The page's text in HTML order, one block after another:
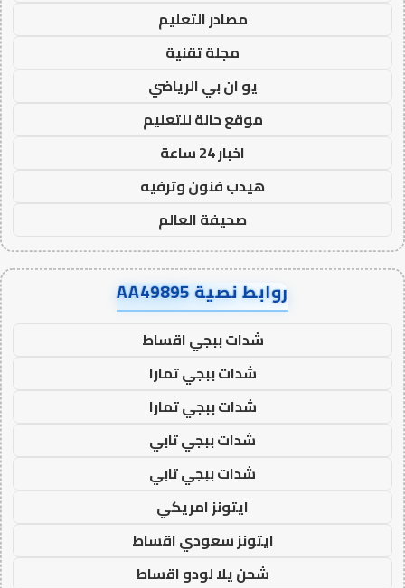
مصادر التعليم
مجلة تقنية
يو ان بي الرياضي
موقع حالة للتعليم
اخبار 24 ساعة
هيدب فنون وترفيه
صحيفة العالم
روابط نصية AA49895
شدات ببجي اقساط
شدات ببجي تمارا
شدات ببجي تمارا
شدات ببجي تابي
شدات ببجي تابي
ايتونز امريكي
ايتونز سعودي اقساط
شحن يلا لودو اقساط